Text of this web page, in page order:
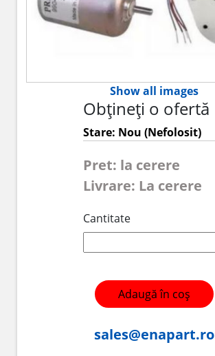
Show all images
Obțineți o ofertă
Stare: Nou (Nefolosit)
Pret: la cerere
Livrare: La cerere
Cantitate
Adaugă în coș
sales@enapart.ro